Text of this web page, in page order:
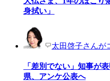
身拭い」
太田啓子さんが
「差別でない」知事が
県、アンケ公表へ